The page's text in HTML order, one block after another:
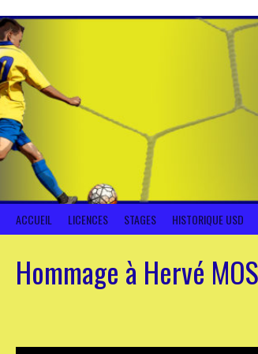
au
contenu
ACCUEIL LICENCES STAGES HISTORIQUE USD
Hommage à Hervé